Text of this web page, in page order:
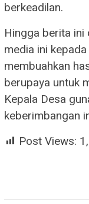
berkeadilan.
Hingga berita
media ini
membuahkan
berupaya untuk
Kepala Desa
keberimbangan
Post Views: